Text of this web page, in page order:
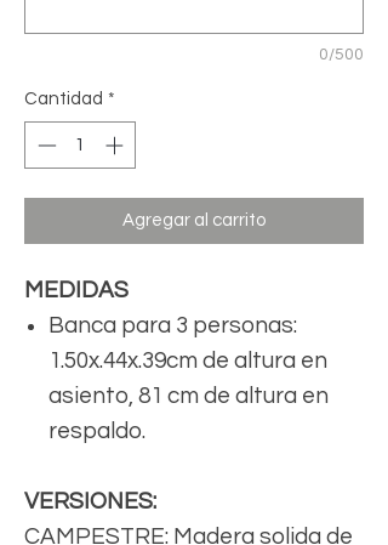
0/500
Cantidad *
Agregar al carrito
MEDIDAS
Banca para 3 personas:
1.50x.44x.39cm de altura en
asiento, 81 cm de altura en
respaldo.
VERSIONES:
CAMPESTRE: Madera solida de